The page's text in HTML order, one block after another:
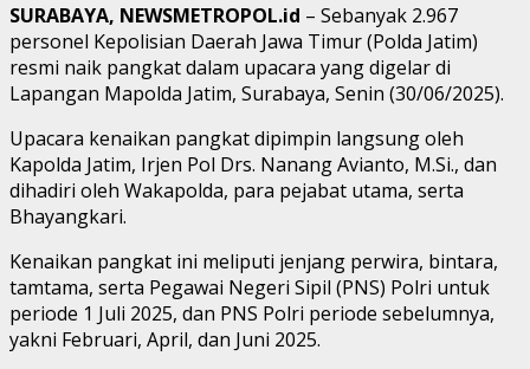
SURABAYA, NEWSMETROPOL.id – Sebanyak 2.967
personel Kepolisian Daerah Jawa Timur (Polda Jatim)
resmi naik pangkat dalam upacara yang digelar di
Lapangan Mapolda Jatim, Surabaya, Senin (30/06/2025).
Upacara kenaikan pangkat dipimpin langsung oleh
Kapolda Jatim, Irjen Pol Drs. Nanang Avianto, M.Si., dan
dihadiri oleh Wakapolda, para pejabat utama, serta
Bhayangkari.
Kenaikan pangkat ini meliputi jenjang perwira, bintara,
tamtama, serta Pegawai Negeri Sipil (PNS) Polri untuk
periode 1 Juli 2025, dan PNS Polri periode sebelumnya,
yakni Februari, April, dan Juni 2025.